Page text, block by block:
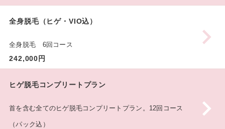
全身脱毛（ヒゲ・VIO込）
全身脱毛 6回コース
242,000円
ヒゲ脱毛コンプリートプラン
首を含む全てのヒゲ脱毛コンプリートプラン。12回コース
（パック込）